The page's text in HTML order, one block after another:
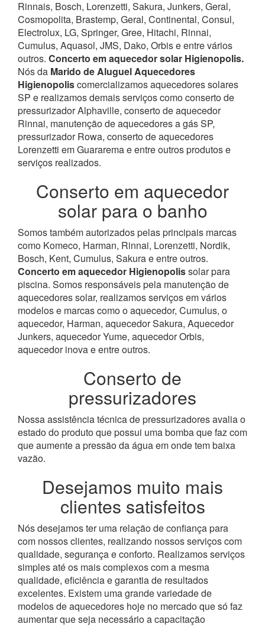
Rinnais, Bosch, Lorenzetti, Sakura, Junkers, Geral,
Cosmopolita, Brastemp, Geral, Continental, Consul,
Electrolux, LG, Springer, Gree, Hitachi, Rinnai,
Cumulus, Aquasol, JMS, Dako, Orbis e entre vários
outros. Concerto em aquecedor solar Higienopolis.
Nós da Marido de Aluguel Aquecedores
Higienopoliscomercializamos aquecedores solares
SP e realizamos demais serviços como conserto de
pressurizador Alphaville, conserto de aquecedor
Rinnai, manutenção de aquecedores a gás SP,
pressurizador Rowa, conserto de aquecedores
Lorenzetti em Guararema e entre outros produtos e
serviços realizados.
Conserto em aquecedor
solar para o banho
Somos também autorizados pelas principais marcas
como Komeco, Harman, Rinnai, Lorenzetti, Nordik,
Bosch, Kent, Cumulus, Sakura e entre outros.
Concerto em aquecedor Higienopolissolar para
piscina. Somos responsáveis pela manutenção de
aquecedores solar, realizamos serviços em vários
modelos e marcas como o aquecedor, Cumulus, o
aquecedor, Harman, aquecedor Sakura, Aquecedor
Junkers, aquecedor Yume, aquecedor Orbis,
aquecedor inova e entre outros.
Conserto de
pressurizadores
Nossa assistência técnica de pressurizadores avalia o
estado do produto que possui uma bomba que faz com
que aumente a pressão da água em onde tem baixa
vazão.
Desejamos muito mais
clientes satisfeitos
Nós desejamos ter uma relação de confiança para
com nossos clientes, realizando nossos serviços com
qualidade, segurança e conforto. Realizamos serviços
simples até os mais complexos com a mesma
qualidade, eficiência e garantia de resultados
excelentes. Existem uma grande variedade de
modelos de aquecedores hoje no mercado que só faz
aumentar que seja necessário a capacitação